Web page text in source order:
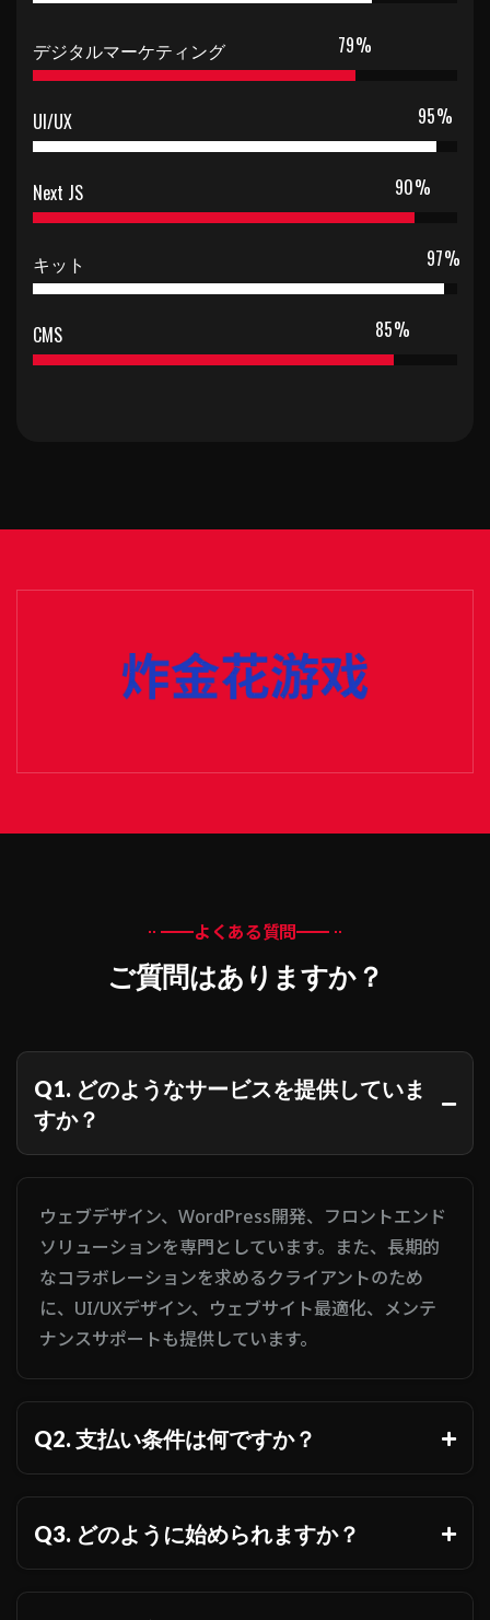
デジタルマーケティング 79%
UI/UX 95%
Next JS 90%
キット 97%
CMS 85%
よくある質問
ご質問はありますか？
Q1. どのようなサービスを提供していま
すか？
ウェブデザイン、WordPress開発、フロントエンド
ソリューションを専門としています。また、長期的
なコラボレーションを求めるクライアントのため
に、UI/UXデザイン、ウェブサイト最適化、メンテ
ナンスサポートも提供しています。
Q2. 支払い条件は何ですか？
Q3. どのように始められますか？